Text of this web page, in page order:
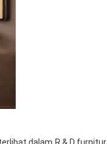
dalam R & D furnitur